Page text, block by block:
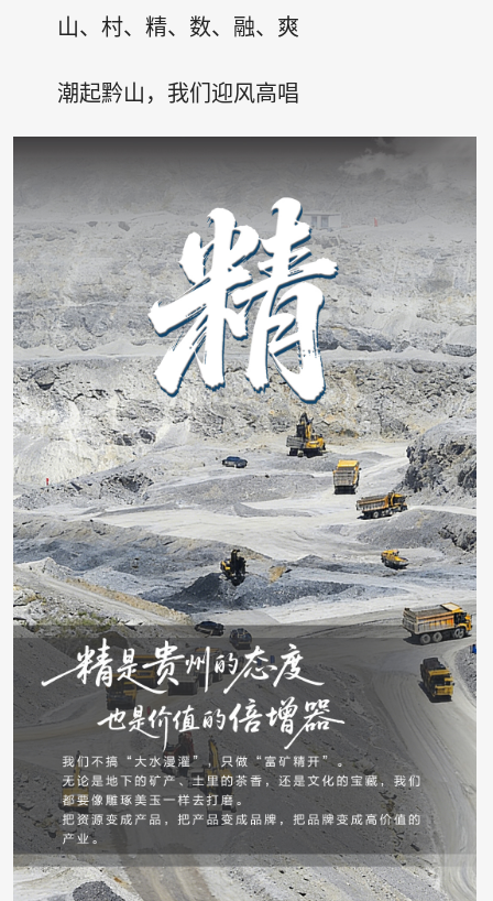
山、村、精、数、融、爽
潮起黔山，我们迎风高唱